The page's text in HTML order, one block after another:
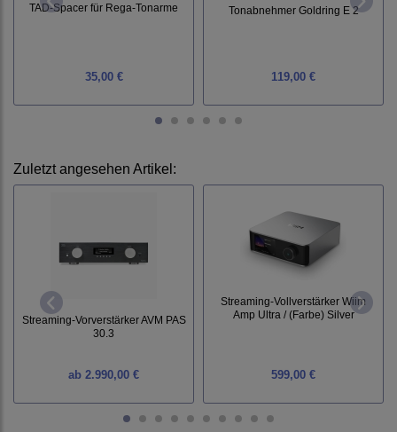
TAD-Spacer für Rega-Tonarme
35,00 €
Tonabnehmer Goldring E 2
119,00 €
Zuletzt angesehen Artikel:
Streaming-Vorverstärker AVM PAS
30.3
ab 2.990,00 €
Streaming-Vollverstärker Wiim
Amp Ultra / (Farbe) Silver
599,00 €